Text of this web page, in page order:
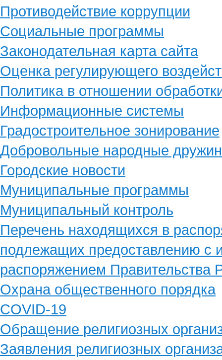
Противодействие коррупции
Социальные программы
Законодательная карта сайта
Оценка регулирующего
Политика в отношении
Информационные системы
Градостроительное зонирование
Добровольные народные
Городские новости
Муниципальные программы
Муниципальный контроль
Перечень находящихся в
подлежащих предоставлению с
распоряжением
Охрана общественного порядка
COVID-19
Обращение религиозных
Заявления религиозных